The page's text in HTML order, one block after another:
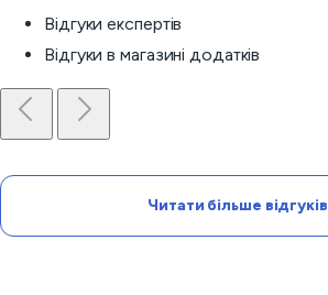
Відгуки експертів
Відгуки в магазині додатків
Читати більше відгуків